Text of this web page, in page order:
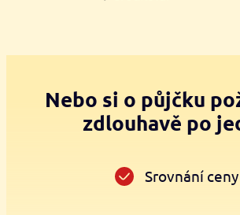
Nebo si o půjčku
zdlouhavě po
Srovnání ceny